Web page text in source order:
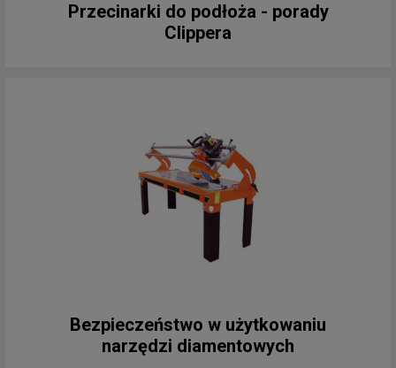
Przecinarki do podłoża - porady
Clippera
Bezpieczeństwo w użytkowaniu
narzędzi diamentowych